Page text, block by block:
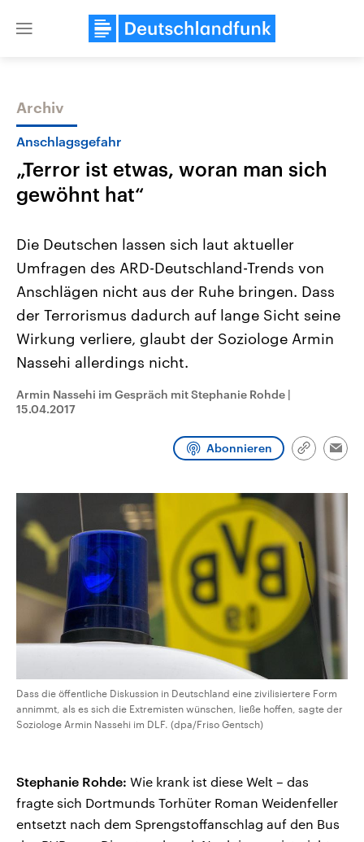
Close
Themen
Landtagswahl Sachsen-Anhalt
2026
Alle Informationen
Sachsen-Anhalt wählt am 6.
September 2026 einen neuen
Landtag. Seit 2021 wird das
Bundesland von einer Koalition aus
CDU, SPD und FDP regiert.-
Umfragen, Prognosen,
Wahlprogramme, aktuelle Berichte
und Hintergründe zu den Parteien
USA
Aktuelle Beiträge,
Hintergründe
Wirtschaftlich und
gehören die Vereinigten
den mächtigsten Ländern
Sendungen
Archiv
Anschlagsgefahr
„Terror ist etwas, woran man sich
gewöhnt hat“
Die Deutschen lassen sich laut aktueller
Umfragen des ARD-Deutschland-Trends von
Anschlägen nicht aus der Ruhe bringen. Dass
der Terrorismus dadurch auf lange Sicht seine
Wirkung verliere, glaubt der Soziologe Armin
Nassehi allerdings nicht.
Armin Nassehi im Gespräch mit Stephanie Rohde |
15.04.2017
Abonnieren
Link
Dass die öffentliche Diskussion in Deutschland eine zivilisiertere Form
annimmt, als es sich die Extremisten wünschen, ließe hoffen, sagte der
Soziologe Armin Nassehi im DLF. (dpa/Friso Gentsch)
Stephanie Rohde: Wie krank ist diese Welt – das
fragte sich Dortmunds Torhüter Roman Weidenfeller
entsetzt nach dem Sprengstoffanschlag auf den Bus